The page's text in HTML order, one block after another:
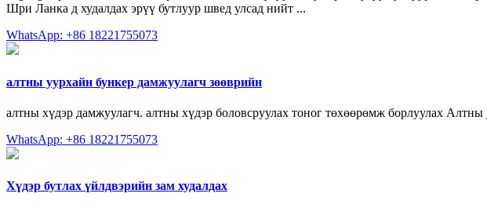
Шри Ланка д худалдах эрүү бутлуур швед улсад нийт ...
WhatsApp: +86 18221755073
алтны уурхайн бункер дамжуулагч зөөврийн
алтны хүдэр дамжуулагч. алтны хүдэр боловсруулах тоног төхөөрөмж борлуулах
WhatsApp: +86 18221755073
Хүдэр бутлах үйлдвэрийн зам худалдах